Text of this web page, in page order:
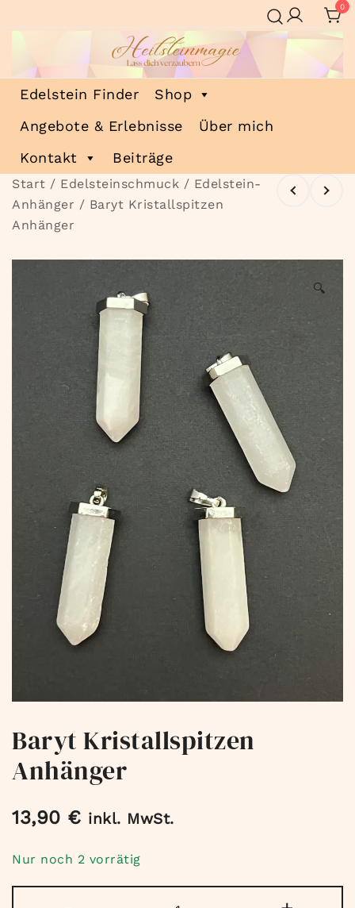
Inhalt
0
Heilsteinmagie
Lass dich verzaubern
Edelstein Finder
Shop
Angebote & Erlebnisse
Über mich
Kontakt
Beiträge
Start / Edelsteinschmuck / Edelstein-
Anhänger / Baryt Kristallspitzen
Anhänger
🔍
Baryt Kristallspitzen
Anhänger
13,90 € inkl. MwSt.
Nur noch 2 vorrätig